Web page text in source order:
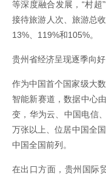
等深度融合发展，“村超
接待旅游人次、旅游总
13%、119%和105%。
贵州省经济呈现逐季向
作为中国首个国家级大
智能新赛道，数据中心
变，华为云、中国电信
万张以上、位居中国全
中国全国前列。
在出口方面，贵州国际